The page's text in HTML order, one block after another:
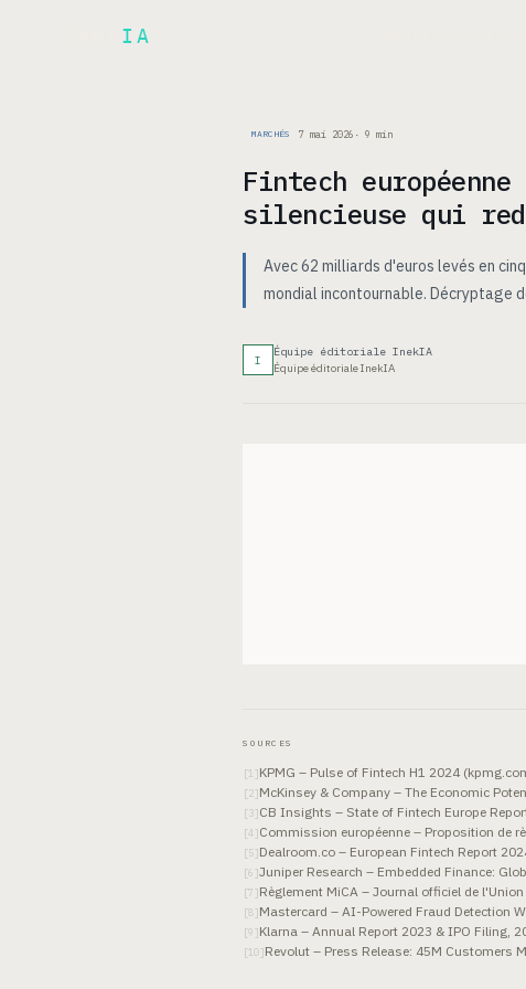
IA
MARCHÉS 7 mai 2026 · 9 min
Fintech
silencieuse qui
Avec 62 milliards d'euros levés en
mondial incontournable. Décryptage
I
Équipe éditoriale InekIA
Équipe éditoriale InekIA
SOURCES
[1 ]KPMG – Pulse of Fintech H1 2024
[2]McKinsey & Company – The Economic
[ 3]CB Insights – State of Fintech Europe
[4 ]Commission européenne – Proposition de
[5]Dealroom.co – European Fintech Report
[6 ]Juniper Research – Embedded Finance:
[7 ]Règlement MiCA – Journal officiel de
[8]Mastercard – AI-Powered Fraud Detection
[9 ]Klarna – Annual Report 2023 & IPO Filing,
[10]Revolut – Press Release: 45M Customers